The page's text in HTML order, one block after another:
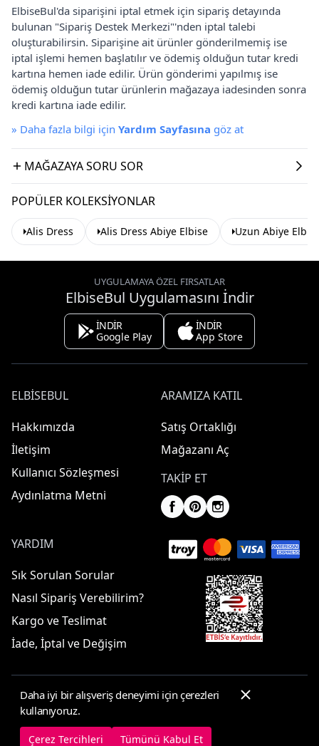
ElbiseBul'da siparişini iptal etmek için sipariş detayında
bulunan "Sipariş Destek Merkezi"'nden iptal talebi
oluşturabilirsin. Siparişine ait ürünler gönderilmemiş ise
iptal işlemi hemen başlatılır ve ödemiş olduğun tutar kredi
kartına hemen iade edilir. Ürün gönderimi yapılmış ise
ödemiş olduğun tutar ürünlerin mağazaya iadesinden sonra
kredi kartına iade edilir.
» Daha fazla bilgi için Yardım Sayfasına göz at
MAĞAZAYA SORU SOR
POPÜLER KOLEKSIYONLAR
Alis Dress Alis Dress Abiye Elbise Uzun Abiye
UYGULAMAYA ÖZEL FIRSATLAR
ElbiseBul Uygulamasını İndir
İNDİR
Google Play
İNDİR
App Store
ELBISEBUL
Hakkımızda
İletişim
Kullanıcı Sözleşmesi
Aydınlatma Metni
ARAMIZA KATIL
Satış Ortaklığı
Mağazanı Aç
TAKIP ET
YARDIM
Sık Sorulan Sorular
Nasıl Sipariş Verebilirim?
Kargo ve Teslimat
İade, İptal ve Değişim
© 2025 ElbiseBul -
Çerez Tercihleri Çerez Politikası
Daha iyi bir alışveriş deneyimi için çerezleri
kullanıyoruz.
Çerez Tercihleri Tümünü Kabul Et